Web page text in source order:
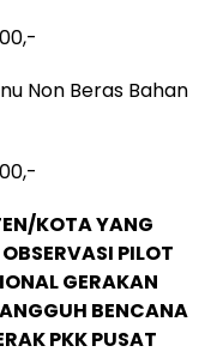
Non Beras Bahan
KOTA YANG
PILOT
GERAKAN
BENCANA
PKK PUSAT